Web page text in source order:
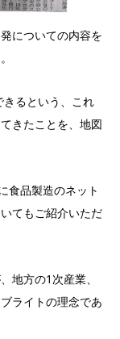
についての内容を
るという、これ
きたことを、地図
食品製造のネット
てもご紹介いただ
地方の1次産業、
ライトの理念であ